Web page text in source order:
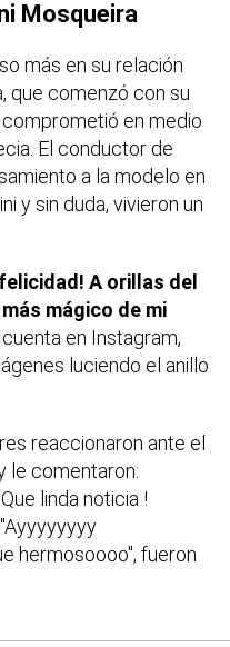
Mosqueira
más en su relación
que comenzó con su
en medio
El conductor de
a la modelo en
y sin duda, vivieron un
A orillas del
mágico de mi
en Instagram,
luciendo el anillo
reaccionaron ante el
le comentaron:
linda noticia !
hermosoooo", fueron